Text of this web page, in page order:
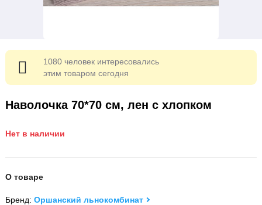
Наволочка 70*70 см, лен с хлопком
Нет в наличии
О товаре
Бренд: Оршанский льнокомбинат
1080 человек интересовались
этим товаром сегодня